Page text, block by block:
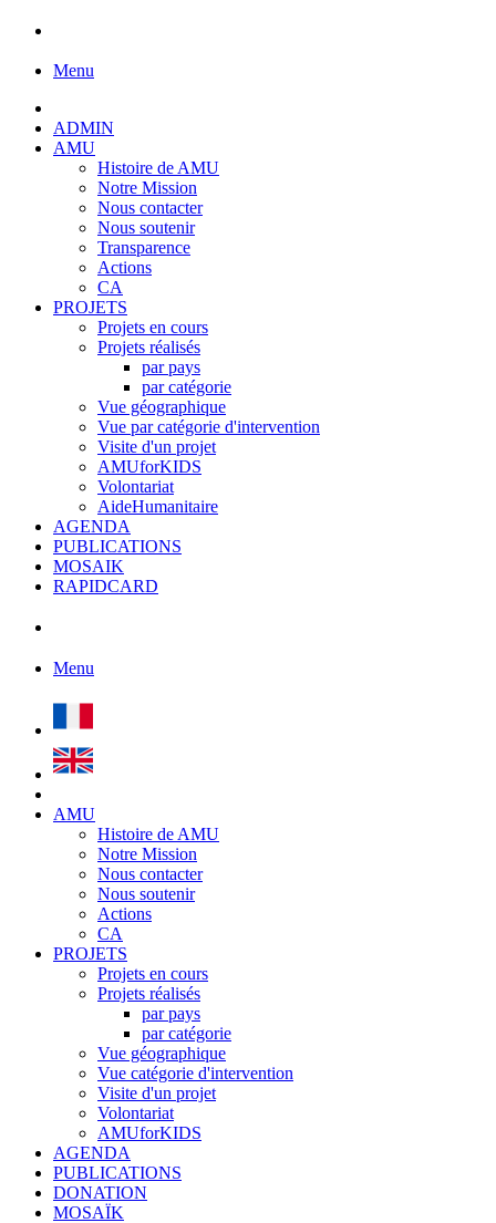
Menu
ADMIN
AMU
Histoire de AMU
Notre Mission
Nous contacter
Nous soutenir
Transparence
Actions
CA
PROJETS
Projets en cours
Projets réalisés
par pays
par catégorie
Vue géographique
Vue par catégorie d'intervention
Visite d'un projet
AMUforKIDS
Volontariat
AideHumanitaire
AGENDA
PUBLICATIONS
MOSAIK
RAPIDCARD
Menu
AMU
Histoire de AMU
Notre Mission
Nous contacter
Nous soutenir
Actions
CA
PROJETS
Projets en cours
Projets réalisés
par pays
par catégorie
Vue géographique
Vue catégorie d'intervention
Visite d'un projet
Volontariat
AMUforKIDS
AGENDA
PUBLICATIONS
DONATION
MOSAÏK